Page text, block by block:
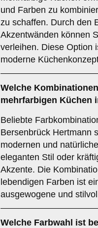
und Farben zu
zu schaffen. Durch den
Akzentwänden können
verleihen. Diese Option
moderne
Welche Kombinationen
mehrfarbigen Küchen
Beliebte
Bersenbrück Hertmann
modernen und
eleganten Stil oder
Akzente. Die
lebendigen Farben ist
ausgewogene und
Welche Farbwahl ist